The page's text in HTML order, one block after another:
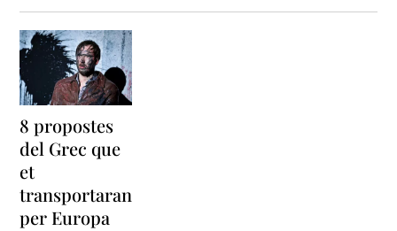
8 propostes
del Grec que
et
transportaran
per Europa